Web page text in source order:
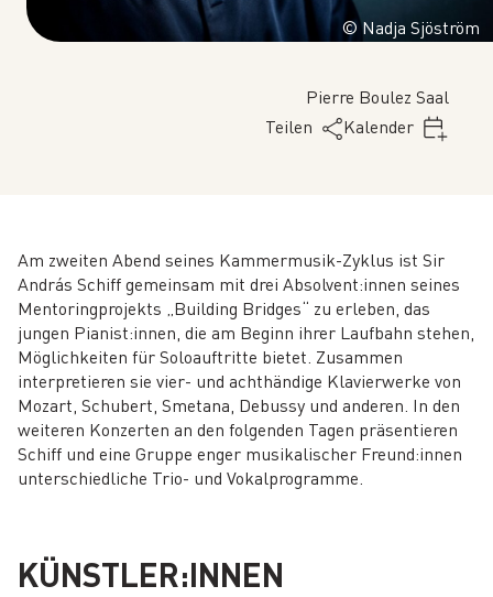
© Nadja Sjöström
Pierre Boulez Saal
Teilen
Kalender
Am zweiten Abend seines Kammermusik-Zyklus ist Sir
András Schiff gemeinsam mit drei Absolvent:innen seines
Mentoringprojekts „Building Bridges“ zu erleben, das
jungen Pianist:innen, die am Beginn ihrer Laufbahn stehen,
Möglichkeiten für Soloauftritte bietet. Zusammen
interpretieren sie vier- und achthändige Klavierwerke von
Mozart, Schubert, Smetana, Debussy und anderen. In den
weiteren Konzerten an den folgenden Tagen präsentieren
Schiff und eine Gruppe enger musikalischer Freund:innen
unterschiedliche Trio- und Vokalprogramme.
KÜNSTLER:INNEN